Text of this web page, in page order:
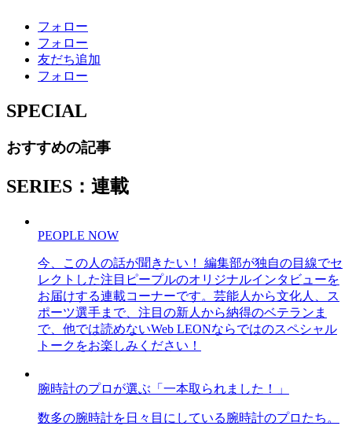
フォロー
フォロー
友だち追加
フォロー
SPECIAL
おすすめの記事
SERIES：連載
PEOPLE NOW
今、この人の話が聞きたい！ 編集部が独自の目線でセ
レクトした注目ピープルのオリジナルインタビューを
お届けする連載コーナーです。芸能人から文化人、ス
ポーツ選手まで、注目の新人から納得のベテランま
で、他では読めないWeb LEONならではのスペシャル
トークをお楽しみください！
腕時計のプロが選ぶ「一本取られました！」
数多の腕時計を日々目にしている腕時計のプロたち。